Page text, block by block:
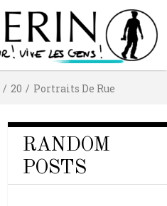
/ 20 / Portraits De Rue
RANDOM
POSTS